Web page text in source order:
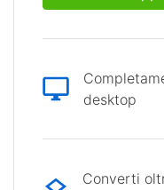
desktop
Converti